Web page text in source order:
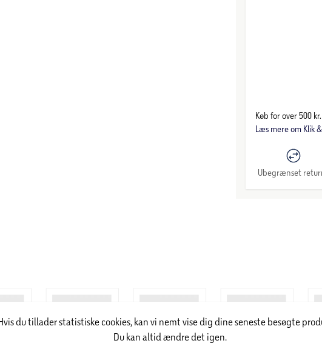
Køb for over 500
Læs mere om Klik
Ubegrænset
du tillader statistiske cookies, kan vi nemt vise dig dine seneste besøgte
Du kan altid ændre det igen.